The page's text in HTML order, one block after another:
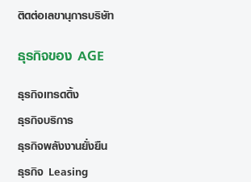
ติดต่อเลขานุการบริษัท
ธุรกิจของ AGE
ธุรกิจเทรดดิ้ง
ธุรกิจบริการ
ธุรกิจพลังงานยั่งยืน
ธุรกิจ Leasing